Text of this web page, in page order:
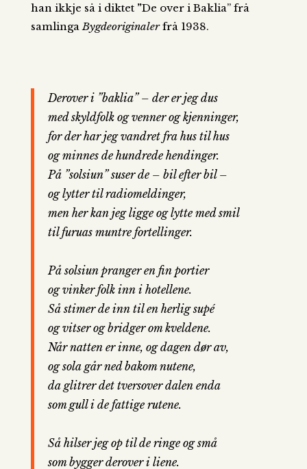
han ikkje så i diktet ”De over i Baklia” frå
samlinga Bygdeoriginalerfrå 1938.
Derover i ”baklia” – der er jeg dus
med skyldfolk og venner og kjenninger,
for der har jeg vandret fra hus til hus
og minnes de hundrede hendinger.
På ”solsiun” suser de – bil efter bil –
og lytter til radiomeldinger,
men her kan jeg ligge og lytte med smil
til furuas muntre fortellinger.
På solsiun pranger en fin portier
og vinker folk inn i hotellene.
Så stimer de inn til en herlig supé
og vitser og bridger om kveldene.
Når natten er inne, og dagen dør av,
og sola går ned bakom nutene,
da glitrer det tversover dalen enda
som gull i de fattige rutene.
Så hilser jeg op til de ringe og små
som bygger derover i liene.